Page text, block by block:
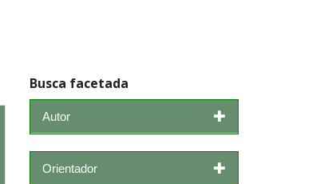
Busca facetada
Autor
Orientador